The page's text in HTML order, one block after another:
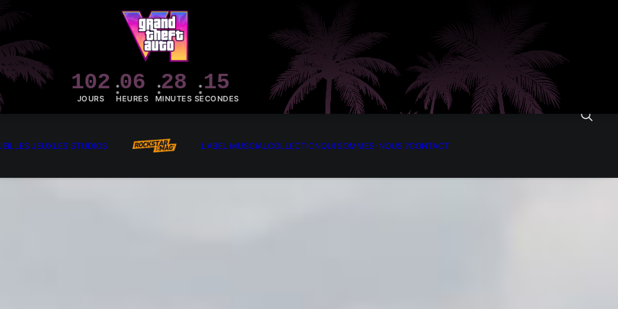
102
JOURS
06
HEURES
28
MINUTES
14
SECONDES
LES JEUXLES STUDIOS LABEL MUSCIALCOLLECTIONQUI SOMMES-NOUS ?CONTACT